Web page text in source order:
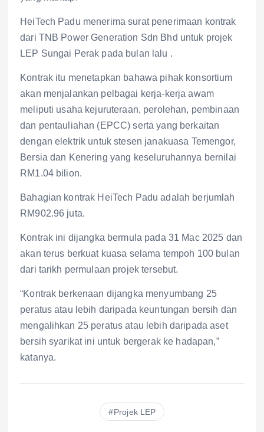
HeiTech Padu menerima surat penerimaan kontrak
dari TNB Power Generation Sdn Bhd untuk projek
LEP Sungai Perak pada bulan lalu .
Kontrak itu menetapkan bahawa pihak konsortium
akan menjalankan pelbagai kerja-kerja awam
meliputi usaha kejuruteraan, perolehan, pembinaan
dan pentauliahan (EPCC) serta yang berkaitan
dengan elektrik untuk stesen janakuasa Temengor,
Bersia dan Kenering yang keseluruhannya bernilai
RM1.04 bilion.
Bahagian kontrak HeiTech Padu adalah berjumlah
RM902.96 juta.
Kontrak ini dijangka bermula pada 31 Mac 2025 dan
akan terus berkuat kuasa selama tempoh 100 bulan
dari tarikh permulaan projek tersebut.
“Kontrak berkenaan dijangka menyumbang 25
peratus atau lebih daripada keuntungan bersih dan
mengalihkan 25 peratus atau lebih daripada aset
bersih syarikat ini untuk bergerak ke hadapan,”
katanya.
Projek LEP